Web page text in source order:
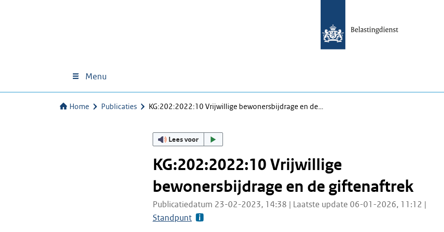
Menu
Home Publicaties KG:202:2022:10 Vrijwillige bewonersbijdrage en de…
Lees voor
KG:202:2022:10 Vrijwillige
bewonersbijdrage en de giftenaftrek
Publicatiedatum 23-02-2023, 14:38 | Laatste update 06-01-2026, 11:12 |
Standpunt